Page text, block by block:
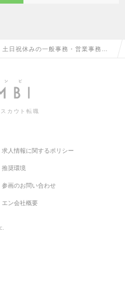
土日祝休みの一般事務・営業事務の
カウト転職
求人情報に関するポリシー
推奨環境
参画のお問い合わせ
エン会社概要